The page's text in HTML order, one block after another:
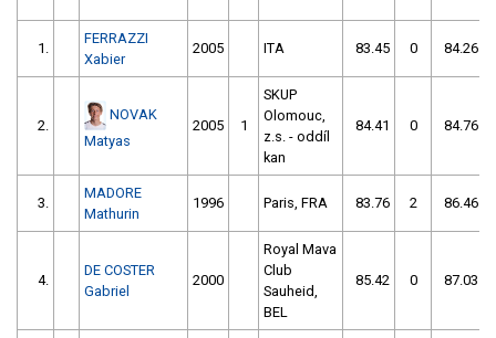
1.
FERRAZZI
Xabier
2005 ITA 83.45 0 84.26
2.
NOVAK
Matyas
2005 1
SKUP
Olomouc,
z.s. - oddíl
kan
84.41 0 84.76
3.
MADORE
Mathurin
1996 Paris, FRA 83.76 2 86.46
4.
DE COSTER
Gabriel
2000
Royal Mava
Club
Sauheid,
BEL
85.42 0 87.03